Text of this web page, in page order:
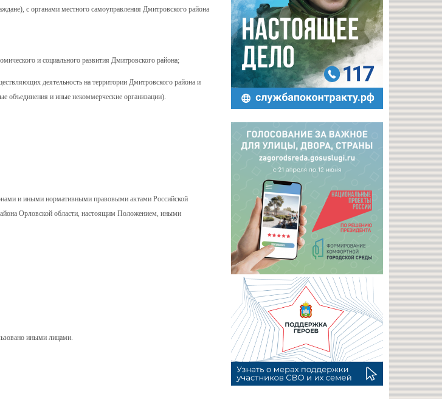
с органами местного самоуправления Дмитровского района
и социального развития Дмитровского района;
деятельность на территории Дмитровского района и
объединения и иные некоммерческие организации).
и иными нормативными правовыми актами Российской
Орловской области, настоящим Положением, иными
иными лицами.